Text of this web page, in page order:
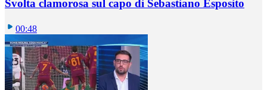
Svolta clamorosa sul capo di Sebastiano Esposito
00:48